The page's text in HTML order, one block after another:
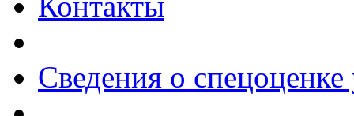
Сведения о